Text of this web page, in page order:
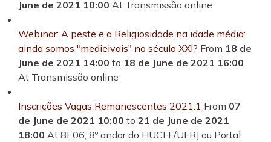
June de 2021 10:00 At Transmissão online
Webinar: A peste e a Religiosidade na idade média:
ainda somos "medieivais" no século XXI? From 18 de
June de 2021 14:00 to 18 de June de 2021 16:00
At Transmissão online
Inscrições Vagas Remanescentes 2021.1 From 07
de June de 2021 10:00 to 21 de June de 2021
18:00 At 8E06, 8º andar do HUCFF/UFRJ ou Portal